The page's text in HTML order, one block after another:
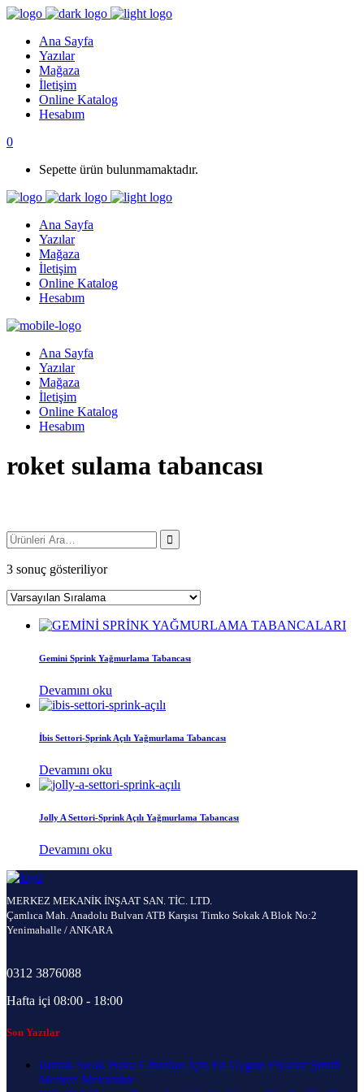
Ana Sayfa
Yazılar
Mağaza
İletişim
Online Katalog
Hesabım
0
Sepette ürün bulunmamaktadır.
Ana Sayfa
Yazılar
Mağaza
İletişim
Online Katalog
Hesabım
Ana Sayfa
Yazılar
Mağaza
İletişim
Online Katalog
Hesabım
roket sulama tabancası
3 sonuç gösteriliyor
Gemini Sprink Yağmurlama Tabancası
Devamını oku
İbis Settori-Sprink Açılı Yağmurlama Tabancası
Devamını oku
Jolly A Settori-Sprink Açılı Yağmurlama Tabancası
Devamını oku
MERKEZ MEKANİK İNŞAAT SAN. TİC. LTD.
Çamlıca Mah. Anadolu Bulvarı ATB Karşısı Timko Sokak A Blok No:2
Yenimahalle / ANKARA
0312 3876088
Hafta içi 08:00 - 18:00
Son Yazılar
Isımak Sıcak Hava Cihazları İçin En Uygun Fiyatlar Şimdi
Merkez Mekanikte